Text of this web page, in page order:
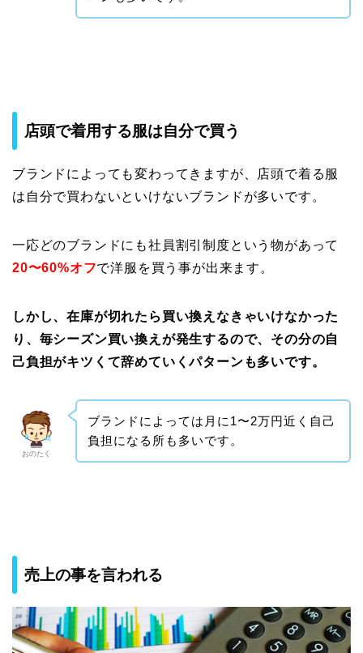
店頭で着用する服は自分で買う
ブランドによっても変わってきますが、店頭で着る服
は自分で買わないといけないブランドが多いです。
一応どのブランドにも社員割引制度という物があって
20〜60%オフで洋服を買う事が出来ます。
しかし、在庫が切れたら買い換えなきゃいけなかった
り、毎シーズン買い換えが発生するので、その分の自
己負担がキツくて辞めていくパターンも多いです。
おのたく
ブランドによっては月に1〜2万円近く自己
負担になる所も多いです。
売上の事を言われる